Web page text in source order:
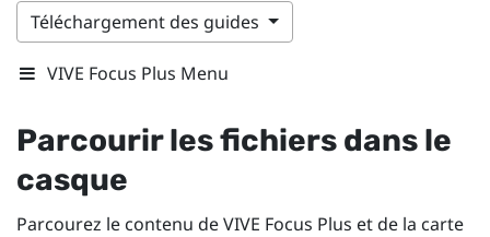
Téléchargement des guides
VIVE Focus Plus Menu
Parcourir les fichiers dans le
casque
Parcourez le contenu deVIVE Focus Plus et de la carte